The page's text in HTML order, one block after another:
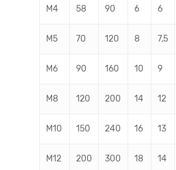
M4 58 90 6 6
M5 70 120 8 7,5
M6 90 160 10 9
M8 120 200 14 12
M10 150 240 16 13
M12 200 300 18 14